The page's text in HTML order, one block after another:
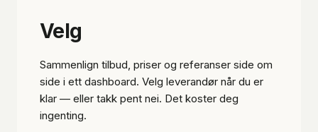
Velg
Sammenlign tilbud, priser og referanser side om
side i ett dashboard. Velg leverandør når du er
klar — eller takk pent nei. Det koster deg
ingenting.